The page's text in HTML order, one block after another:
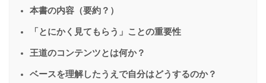
本書の内容（要約？）
「とにかく見てもらう」ことの重要性
王道のコンテンツとは何か？
ベースを理解したうえで自分はどうするのか？